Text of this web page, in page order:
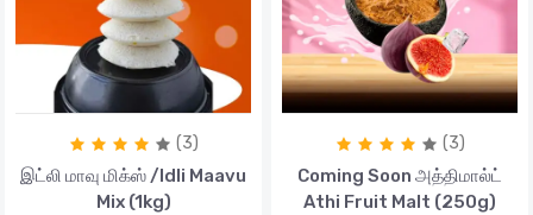
(3)
இட்லி மாவு மிக்ஸ் /Idli Maavu
Mix (1kg)
(3)
Coming Soon அத்திமால்ட்
Athi Fruit Malt (250g)